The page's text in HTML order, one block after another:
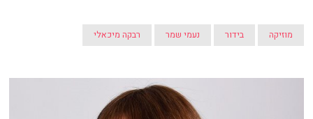
מוזיקה בידור נעמי שמר רבקה מיכאלי